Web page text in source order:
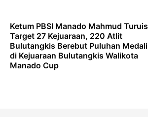
Ketum PBSI Manado Mahmud Turuis
Target 27 Kejuaraan, 220 Atlit
Bulutangkis Berebut Puluhan Medali
di Kejuaraan Bulutangkis Walikota
Manado Cup